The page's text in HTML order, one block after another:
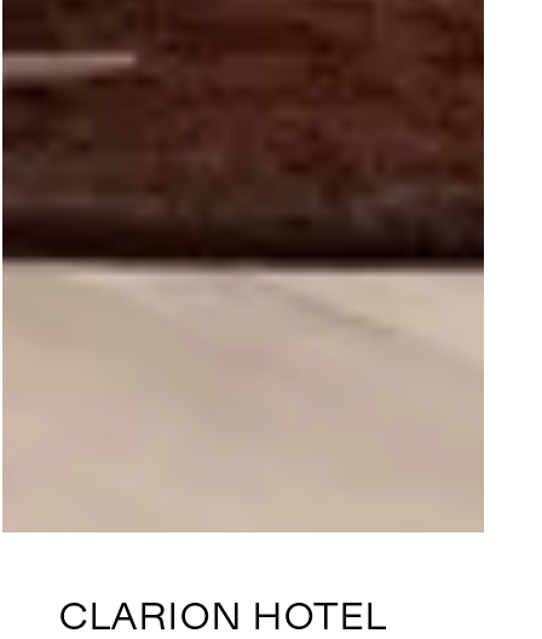
CLARION HOTEL